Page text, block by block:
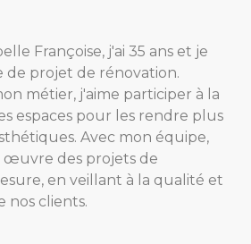
Françoise, j'ai 35 ans et je
de projet de rénovation.
métier, j'aime participer à la
espaces pour les rendre plus
Avec mon équipe,
œuvre des projets de
en veillant à la qualité et
nos clients.